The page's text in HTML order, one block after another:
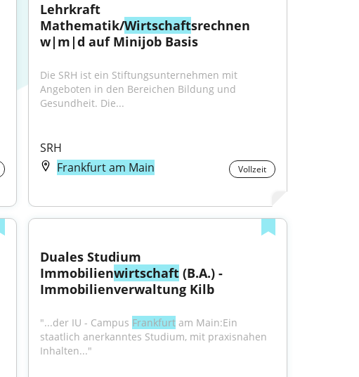
Lehrkraft
Mathematik/Wirtschaftsrechnen
w|m|d auf Minijob Basis
Die SRH ist ein Stiftungsunternehmen mit
Angeboten in den Bereichen Bildung und
Gesundheit. Die...
SRH
Frankfurt am Main
Vollzeit
Duales Studium
Immobilienwirtschaft (B.A.) -
Immobilienverwaltung Kilb
"...der IU - Campus Frankfurt am Main:Ein
staatlich anerkanntes Studium, mit praxisnahen
Inhalten..."